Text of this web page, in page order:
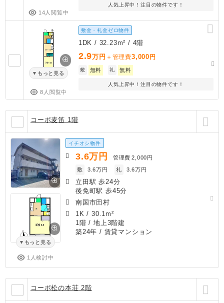
14人閲覧中
人気上昇中！注目の物件です！
もっと見る
8人閲覧中
敷金・礼金ゼロ物件
1DK / 32.23m² / 4階
2.9万円 ＋管理費3,000 円
敷 無料 礼 無料
人気上昇中！注目の物件です！
コーポ麦笛 1階
もっと見る
1人検討中
イチオシ物件
3.6万円 管理費 2,000円
敷
3.6万円 礼 3.6万円
立田駅 歩24分
後免町駅 歩45分
南国市田村
1K /30.1m²
1階 / 地上3階建
築24年 / 賃貸マンション
コーポ松の本荘 2階